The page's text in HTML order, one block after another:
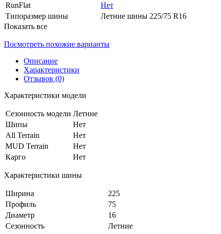
RunFlat
Нет
Типоразмер шины
Летние шины 225/75 R16
Показать все
Посмотреть похожие варианты
Описание
Характеристики
Отзывов (0)
Характеристики модели
Сезонность модели Летние
Шипы
Нет
All Terrain
Нет
MUD Terrain
Нет
Карго
Нет
Характеристики шины
Ширина
225
Профиль
75
Диаметр
16
Сезонность
Летние